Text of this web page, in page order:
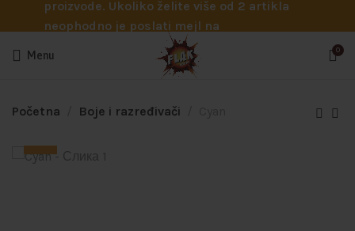
proizvode. Ukoliko želite više od 2 artikla
neophodno je poslati mejl na
info@flakhobby.com sa preciznim šiframa
proizvoda. Svakako nas možete pozvati
potrebna pomoć oko odabira.
Menu 0
Početna Boje i razređivači